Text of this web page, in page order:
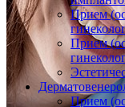
Прием
Прием
Прием